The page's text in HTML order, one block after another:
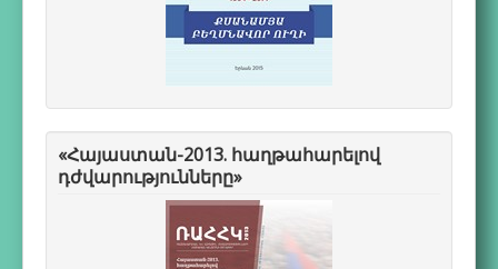
«Հայաստան-2013. հաղթահարելով
դժվարությունները»